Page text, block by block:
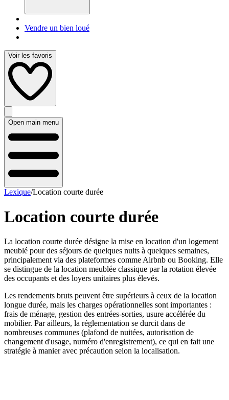
Vendre un bien loué
Voir les favoris
Open main menu
Lexique/Location courte durée
Location courte durée
La location courte durée désigne la mise en location d'un logement
meublé pour des séjours de quelques nuits à quelques semaines,
principalement via des plateformes comme Airbnb ou Booking. Elle
se distingue de la location meublée classique par la rotation élevée
des occupants et des loyers unitaires plus élevés.
Les rendements bruts peuvent être supérieurs à ceux de la location
longue durée, mais les charges opérationnelles sont importantes :
frais de ménage, gestion des entrées-sorties, usure accélérée du
mobilier. Par ailleurs, la réglementation se durcit dans de
nombreuses communes (plafond de nuitées, autorisation de
changement d'usage, numéro d'enregistrement), ce qui en fait une
stratégie à manier avec précaution selon la localisation.